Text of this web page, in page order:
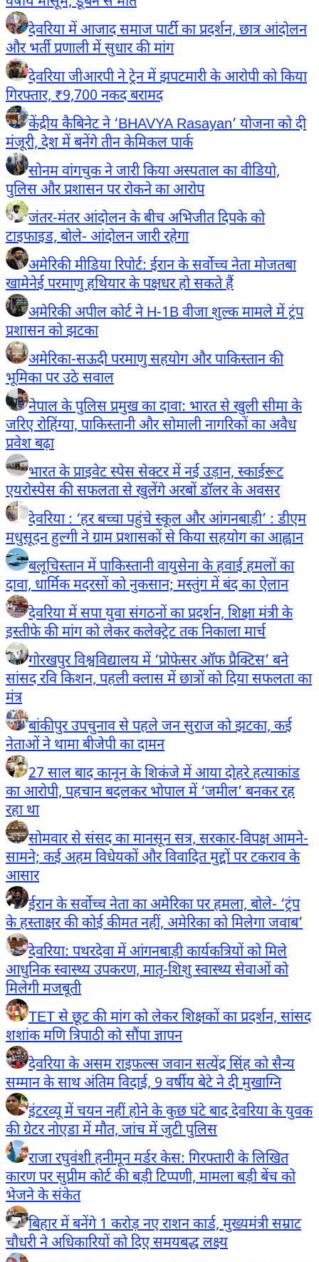
देवरिया में आजाद समाज पार्टी का प्रदर्शन, छात्र आंदोलन
और भर्ती प्रणाली में सुधार की मांग
देवरिया जीआरपी ने ट्रेन में झपटमारी के आरोपी को किया
गिरफ्तार, ₹9,700 नकद बरामद
केंद्रीय कैबिनेट ने ‘BHAVYA Rasayan’ योजना को दी
मंजूरी, देश में बनेंगे तीन केमिकल पार्क
सोनम वांगचुक ने जारी किया अस्पताल का वीडियो,
पुलिस और प्रशासन पर रोकने का आरोप
जंतर-मंतर आंदोलन के बीच अभिजीत दिपके को
टाइफाइड, बोले- आंदोलन जारी रहेगा
अमेरिकी मीडिया रिपोर्ट: ईरान के सर्वोच्च नेता मोजतबा
खामेनेई परमाणु हथियार के पक्षधर हो सकते हैं
अमेरिकी अपील कोर्ट ने H-1B वीजा शुल्क मामले में ट्रंप
प्रशासन को झटका
अमेरिका-सऊदी परमाणु सहयोग और पाकिस्तान की
भूमिका पर उठे सवाल
नेपाल के पुलिस प्रमुख का दावा: भारत से खुली सीमा के
जरिए रोहिंग्या, पाकिस्तानी और सोमाली नागरिकों का अवैध
प्रवेश बढ़ा
भारत के प्राइवेट स्पेस सेक्टर में नई उड़ान, स्काईरूट
एयरोस्पेस की सफलता से खुलेंगे अरबों डॉलर के अवसर
देवरिया : ‘हर बच्चा पहुंचे स्कूल और आंगनबाड़ी’ : डीएम
मधुसूदन हुल्गी ने ग्राम प्रशासकों से किया सहयोग का आह्वान
बलूचिस्तान में पाकिस्तानी वायुसेना के हवाई हमलों का
दावा, धार्मिक मदरसों को नुकसान; मस्तुंग में बंद का ऐलान
देवरिया में सपा युवा संगठनों का प्रदर्शन, शिक्षा मंत्री के
इस्तीफे की मांग को लेकर कलेक्ट्रेट तक निकाला मार्च
गोरखपुर विश्वविद्यालय में ‘प्रोफेसर ऑफ प्रैक्टिस’ बने
सांसद रवि किशन, पहली क्लास में छात्रों को दिया सफलता का
मंत्र
बांकीपुर उपचुनाव से पहले जन सुराज को झटका, कई
नेताओं ने थामा बीजेपी का दामन
27 साल बाद कानून के शिकंजे में आया दोहरे हत्याकांड
का आरोपी, पहचान बदलकर भोपाल में ‘जमील’ बनकर रह
रहा था
सोमवार से संसद का मानसून सत्र, सरकार-विपक्ष आमने-
सामने; कई अहम विधेयकों और विवादित मुद्दों पर टकराव के
आसार
ईरान के सर्वोच्च नेता का अमेरिका पर हमला, बोले- ‘ट्रंप
के हस्ताक्षर की कोई कीमत नहीं, अमेरिका को मिलेगा जवाब’
देवरिया: पथरदेवा में आंगनबाड़ी कार्यकत्रियों को मिले
आधुनिक स्वास्थ्य उपकरण, मातृ-शिशु स्वास्थ्य सेवाओं को
मिलेगी मजबूती
TET से छूट की मांग को लेकर शिक्षकों का प्रदर्शन, सांसद
शशांक मणि त्रिपाठी को सौंपा ज्ञापन
देवरिया के असम राइफल्स जवान सत्येंद्र सिंह को सैन्य
सम्मान के साथ अंतिम विदाई, 9 वर्षीय बेटे ने दी मुखाग्नि
इंटरव्यू में चयन नहीं होने के कुछ घंटे बाद देवरिया के युवक
की ग्रेटर नोएडा में मौत, जांच में जुटी पुलिस
राजा रघुवंशी हनीमून मर्डर केस: गिरफ्तारी के लिखित
कारण पर सुप्रीम कोर्ट की बड़ी टिप्पणी, मामला बड़ी बेंच को
भेजने के संकेत
बिहार में बनेंगे 1 करोड़ नए राशन कार्ड, मुख्यमंत्री सम्राट
चौधरी ने अधिकारियों को दिए समयबद्ध लक्ष्य